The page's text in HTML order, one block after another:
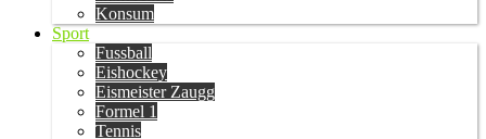
Konsum
Sport
Fussball
Eishockey
Eismeister Zaugg
Formel 1
Tennis